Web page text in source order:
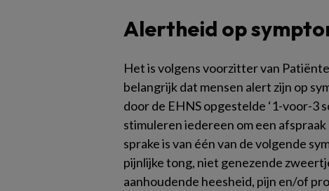
Alertheid op
Het is volgens voorzitter van
belangrijk dat mensen alert zijn op
door de EHNS opgestelde ‘1-voor-3
stimuleren iedereen om een
sprake is van één van de volgende
pijnlijke tong, niet genezende
aanhoudende heesheid, pijn en/of